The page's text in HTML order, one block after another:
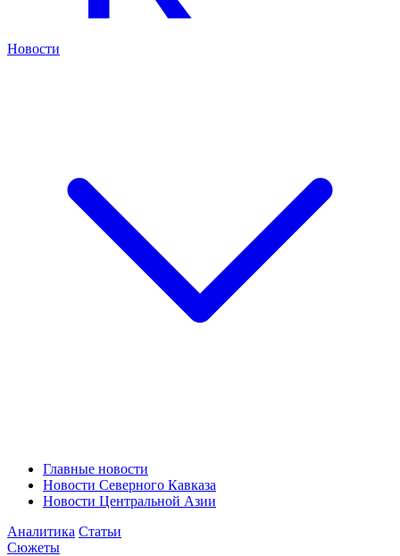
Новости
Главные новости
Новости Северного Кавказа
Новости Центральной Азии
Аналитика Статьи
Сюжеты